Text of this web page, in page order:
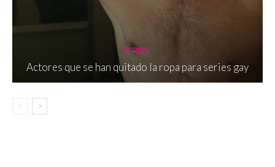
SERIES
Actores que se han quitado la ropa para series gay